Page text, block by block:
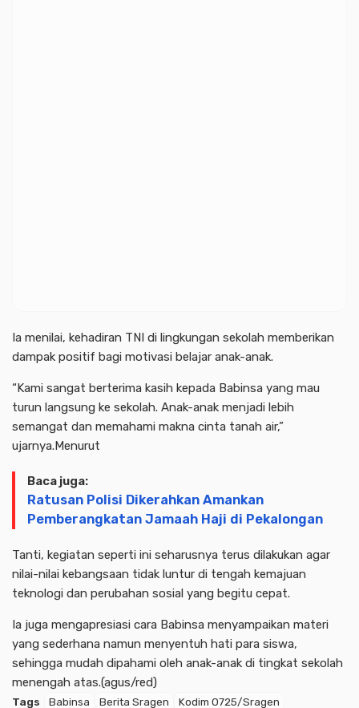
Ia menilai, kehadiran TNI di lingkungan sekolah memberikan
dampak positif bagi motivasi belajar anak-anak.
“Kami sangat berterima kasih kepada Babinsa yang mau
turun langsung ke sekolah. Anak-anak menjadi lebih
semangat dan memahami makna cinta tanah air,”
ujarnya.Menurut
Baca juga:
Ratusan Polisi Dikerahkan Amankan
Pemberangkatan Jamaah Haji di Pekalongan
Tanti, kegiatan seperti ini seharusnya terus dilakukan agar
nilai-nilai kebangsaan tidak luntur di tengah kemajuan
teknologi dan perubahan sosial yang begitu cepat.
Ia juga mengapresiasi cara Babinsa menyampaikan materi
yang sederhana namun menyentuh hati para siswa,
sehingga mudah dipahami oleh anak-anak di tingkat sekolah
menengah atas.(agus/red)
Tags Babinsa Berita Sragen Kodim 0725/Sragen